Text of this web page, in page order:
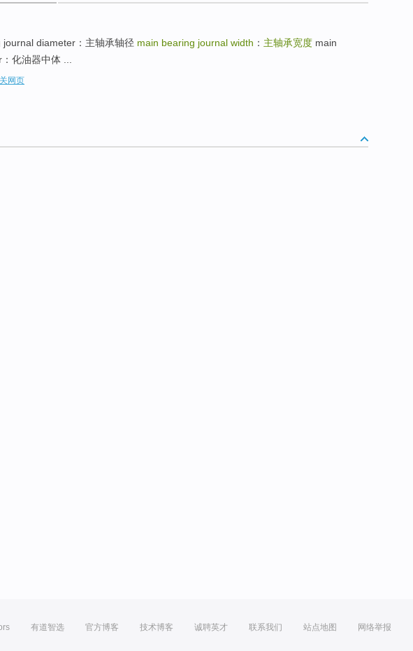
journal diameter：主轴承轴径 main bearing journal width ： 主轴承宽度 main
化油器中体 ...
网页
有道智选 官方博客 技术博客 诚聘英才 联系我们 站点地图 网络举报